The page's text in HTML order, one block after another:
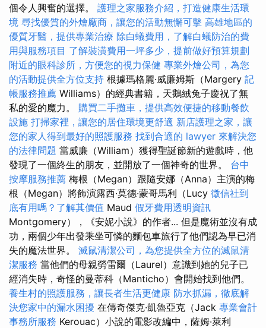
個令人興奮的選擇。 護理之家服務介紹，打造健康生活環
境 尋找優質的外燴廠商，讓您的活動無懈可擊 高雄地區的
優質牙醫，提供專業治療 除白蟻費用，了解白蟻防治的費
用與服務項目 了解裝潢費用一坪多少，提前做好預算規劃
附近的眼科診所，方便您的視力保健 專業外燴公司，為您
的活動提供全方位支持 根據瑪格麗·威廉姆斯（Margery 記
帳服務推薦 Williams）的經典書籍，天鵝絨兔子慶祝了無
私的愛的魔力。 購買二手攤車，提供高效便捷的移動餐飲
設施 打掃家裡，讓您的居住環境更舒適 新店護理之家，讓
您的家人得到最好的照護服務 找到合適的 lawyer 來解決您
的法律問題 當威廉（William）獲得聖誕節新的遊戲時，他
發現了一個終生的朋友，並開放了一個神奇的世界。 台中
按摩服務推薦 梅根（Megan）跟隨安娜（Anna）主演的梅
根（Megan）將飾演露西·莫德·蒙哥馬利（Lucy 徵信社到
底有用嗎？了解其價值 Maud 假牙費用透明資訊
Montgomery），《安妮小說》的作者... 但是魔術並沒有成
功，兩個少年出發乘坐可憐的麵包車旅行了他們認為早已消
失的魔法世界。 滅鼠清潔公司，為您提供全方位的滅鼠清
潔服務 當他們的母親勞雷爾（Laurel）意識到她的兒子已
經消失時，奇怪的曼蒂科（Manticho）會開始找到他們。
養生村的照護服務，讓長者生活更健康 防水抓漏，徹底解
決您家中的漏水困擾 在傳奇傑克·凱魯亞克（Jack 專業會計
事務所服務 Kerouac）小說的電影改編中，薩姆·萊利